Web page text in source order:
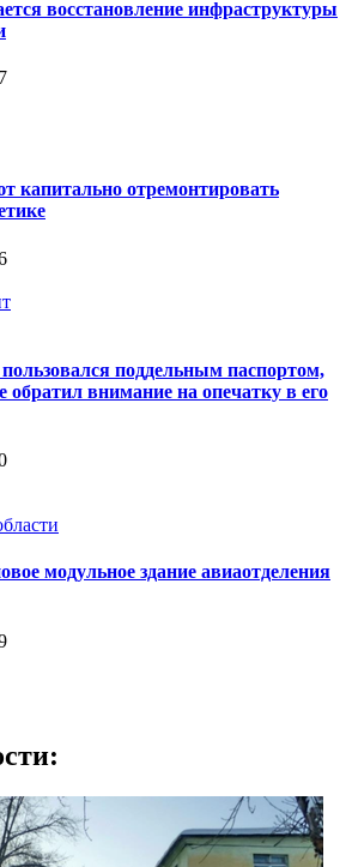
восстановление инфраструктуры
капитально отремонтировать
поддельным паспортом,
обратил внимание на опечатку в его
модульное здание авиаотделения